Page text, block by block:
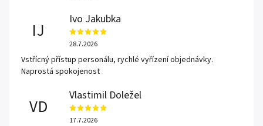
IJ
Ivo Jakubka
28.7.2026
Vstřícný přístup personálu, rychlé vyřízení objednávky.
Naprostá spokojenost
VD
Vlastimil Doležel
17.7.2026